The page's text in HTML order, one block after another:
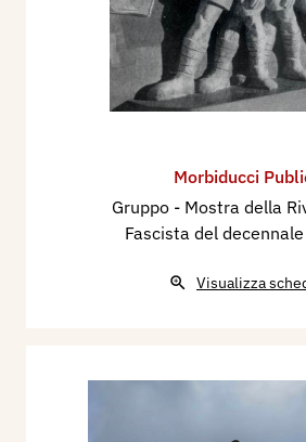
Morbiducci
Gruppo - Mostra della
Fascista del decennale
Visualizza